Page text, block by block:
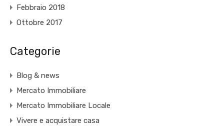
Febbraio 2018
Ottobre 2017
Categorie
Blog & news
Mercato Immobiliare
Mercato Immobiliare Locale
Vivere e acquistare casa